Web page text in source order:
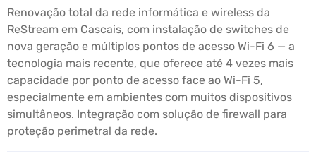
Renovação total da rede informática e wireless da
ReStream em Cascais, com instalação de switches de
nova geração e múltiplos pontos de acesso Wi-Fi 6 — a
tecnologia mais recente, que oferece até 4 vezes mais
capacidade por ponto de acesso face ao Wi-Fi 5,
especialmente em ambientes com muitos dispositivos
simultâneos. Integração com solução de firewall para
proteção perimetral da rede.